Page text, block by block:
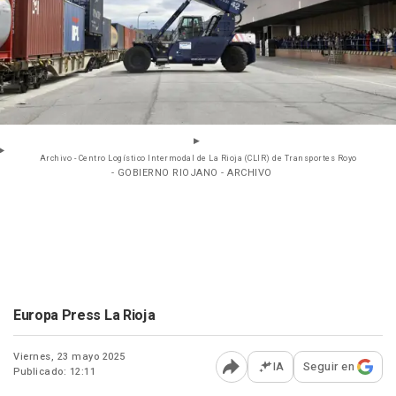
Archivo - Centro Logístico Intermodal de La Rioja (CLIR) de Transportes Royo
- GOBIERNO RIOJANO - ARCHIVO
Europa Press La Rioja
Viernes, 23 mayo 2025
Publicado: 12:11
Abrir opciones para
IA Seguir en